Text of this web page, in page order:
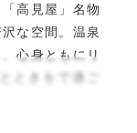
高見屋」名物
な空間。温泉
心身ともにリ
ときをで過ご